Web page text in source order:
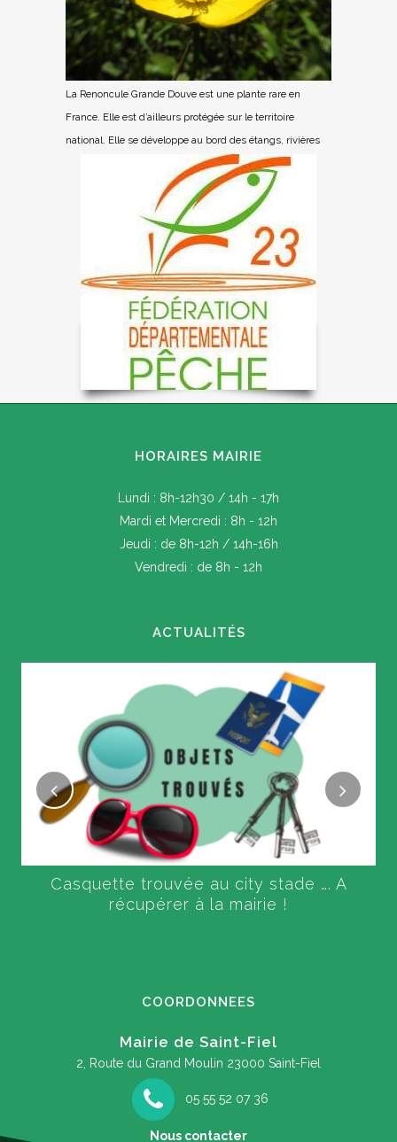
La Renoncule Grande Douve est une plante rare en
France. Elle est d’ailleurs protégée sur le territoire
national. Elle se développe au bord des étangs, rivières
HORAIRES MAIRIE
Lundi : 8h-12h30 / 14h - 17h
Mardi et Mercredi : 8h - 12h
Jeudi : de 8h-12h / 14h-16h
Vendredi : de 8h - 12h
ACTUALITÉS
Casquette trouvée au city stade …. A
récupérer à la mairie !
COORDONNEES
Mairie de Saint-Fiel
2, Route du Grand Moulin 23000 Saint-Fiel
05 55 52 07 36
Nous contacter